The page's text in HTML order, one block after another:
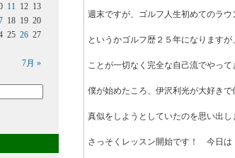
週末ですが、ゴルフ人生初めてのラウ
というかゴルフ歴２５年になります
ことが一切なく完全な自己流でやって
僕が始めたころ、伊沢利光が大好きで
真似をしようとしていたのを思い出し
さっそくレッスン開始です！ 今日は
7月 »
11 12 13
18 19 20
25 26 27